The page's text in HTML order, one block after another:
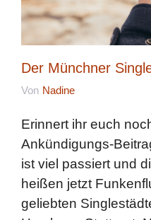
Der Münchner
Von Nadine
Erinnert ihr euch
Ankündigungs-
ist viel passiert und
heißen jetzt
geliebten